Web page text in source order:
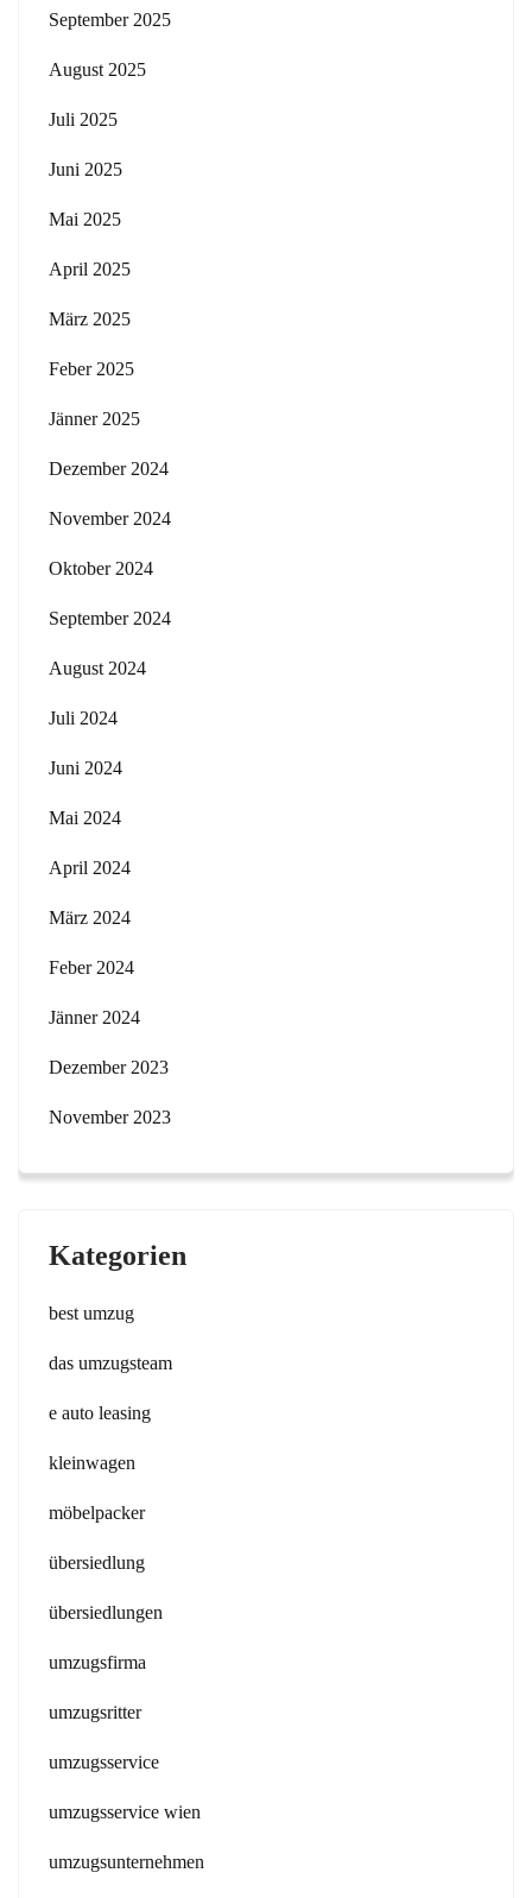
September 2025
August 2025
Juli 2025
Juni 2025
Mai 2025
April 2025
März 2025
Feber 2025
Jänner 2025
Dezember 2024
November 2024
Oktober 2024
September 2024
August 2024
Juli 2024
Juni 2024
Mai 2024
April 2024
März 2024
Feber 2024
Jänner 2024
Dezember 2023
November 2023
Kategorien
best umzug
das umzugsteam
e auto leasing
kleinwagen
möbelpacker
übersiedlung
übersiedlungen
umzugsfirma
umzugsritter
umzugsservice
umzugsservice wien
umzugsunternehmen